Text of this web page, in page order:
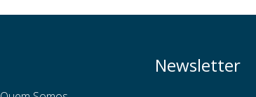
Newsletter